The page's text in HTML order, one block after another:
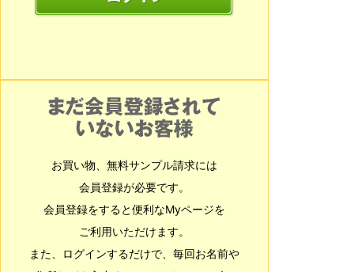
お買い物、無料サンプル請求には
会員登録が必要です。
会員登録をすると便利なMyページを
ご利用いただけます。
また、ログインするだけで、毎回お名前や